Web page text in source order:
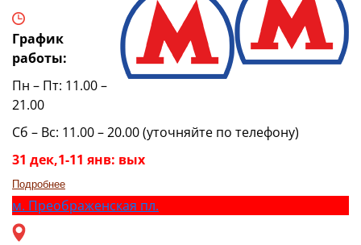
График
работы:
Пн – Пт: 11.00 –
21.00
Сб – Вс: 11.00 – 20.00 (уточняйте по телефону)
31 дек,1-11 янв: вых
Подробнее
м. Преображенская пл.